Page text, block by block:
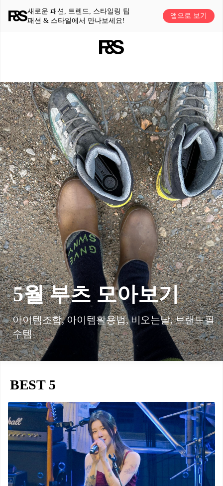
새로운 패션, 트렌드, 스타일링 팁
패션 & 스타일에서 만나보세요!
앱으로 보기
5월 부츠 모아보기
아이템조합, 아이템활용법, 비오는날, 브랜드필
수템
BEST 5